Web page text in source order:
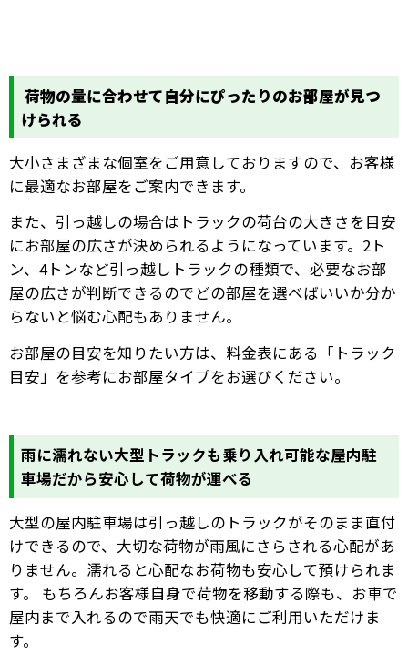
荷物の量に合わせて自分にぴったりのお部屋が見つ
けられる
大小さまざまな個室をご用意しておりますので、お客様
に最適なお部屋をご案内できます。
また、引っ越しの場合はトラックの荷台の大きさを目安
にお部屋の広さが決められるようになっています。2ト
ン、4トンなど引っ越しトラックの種類で、必要なお部
屋の広さが判断できるのでどの部屋を選べばいいか分か
らないと悩む心配もありません。
お部屋の目安を知りたい方は、料金表にある「トラック
目安」を参考にお部屋タイプをお選びください。
雨に濡れない大型トラックも乗り入れ可能な屋内駐
車場だから安心して荷物が運べる
大型の屋内駐車場は引っ越しのトラックがそのまま直付
けできるので、大切な荷物が雨風にさらされる心配があ
りません。濡れると心配なお荷物も安心して預けられま
す。 もちろんお客様自身で荷物を移動する際も、お車で
屋内まで入れるので雨天でも快適にご利用いただけま
す。